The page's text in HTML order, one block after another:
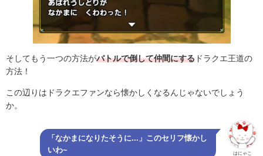
そしてもう一つの方法がバトルで倒して仲間にする ドラクエ王道の
方法！
この辺りはドラクエファンなら懐かしくなるんじゃないでしょう
か。
はにゃこ
「なかまになりたそうに...」このセリフ懐かし
いわ~